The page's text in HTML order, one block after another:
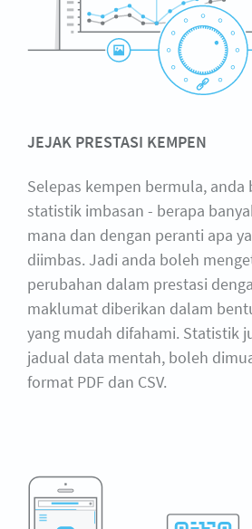
JEJAK PRESTASI KEMPEN
Selepas kempen bermula,
statistik imbasan - berapa
mana dan dengan peranti apa
diimbas. Jadi anda boleh
perubahan dalam prestasi
maklumat diberikan dalam
yang mudah difahami. Statistik
jadual data mentah, boleh
format PDF dan CSV.